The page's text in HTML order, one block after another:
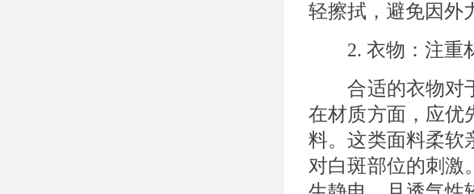
轻擦拭，避免因外
2. 衣物：注重
合适的衣物对于
在材质方面，应优
料。这类面料柔软
对白斑部位的刺激